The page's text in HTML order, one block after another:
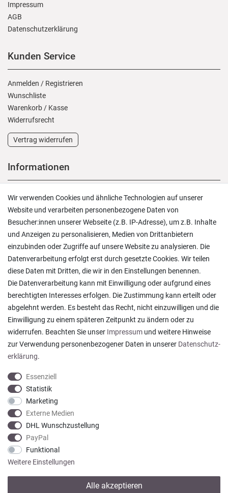
Impressum
AGB
Daten­schutz­erklärung
Kunden Service
Anmelden / Registrieren
Wunschliste
Warenkorb / Kasse
Widerrufs­recht
Vertrag widerrufen
Informationen
Versand und Zahlung
Rücksendungen
Lieferung in die Schweiz
Pflegesymbole
Lagerverkauf
Ratgeber & News
Ein einfach toller Service - prompte Lieferung und
sogar mit Pflegehinweis!
Datum der Veröffentlichung: 05.08.2026
Datum der Kauferfahrung: 29.07.2026
921 Bewertungen
Wir verwenden Cookies und ähnliche Technologien auf unserer
Website und verarbeiten personenbezogene Daten von
Besucher:innen unserer Webseite (z.B. IP-Adresse), um z.B. Inhalte
und Anzeigen zu personalisieren, Medien von Drittanbietern
einzubinden oder Zugriffe auf unsere Website zu analysieren. Die
Datenverarbeitung erfolgt erst durch gesetzte Cookies. Wir teilen
diese Daten mit Dritten, die wir in den Einstellungen benennen.
Die Datenverarbeitung kann mit Einwilligung oder aufgrund eines
berechtigten Interesses erfolgen. Die Zustimmung kann erteilt oder
abgelehnt werden. Es besteht das Recht, nicht einzuwilligen und die
Einwilligung zu einem späteren Zeitpunkt zu ändern oder zu
widerrufen. Beachten Sie unser Impressum und weitere Hinweise
zur Verwendung personenbezogener Daten in unserer Daten­schutz­
erklärung.
Essenziell
Statistik
Marketing
Externe Medien
DHL Wunschzustellung
PayPal
Funktional
Weitere Einstellungen
Alle akzeptieren